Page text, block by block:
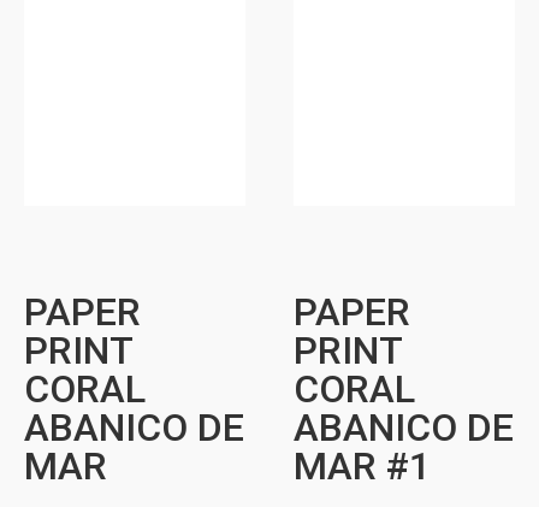
PAPER
PRINT
CORAL
ABANICO DE
MAR
PAPER
PRINT
CORAL
ABANICO DE
MAR #1